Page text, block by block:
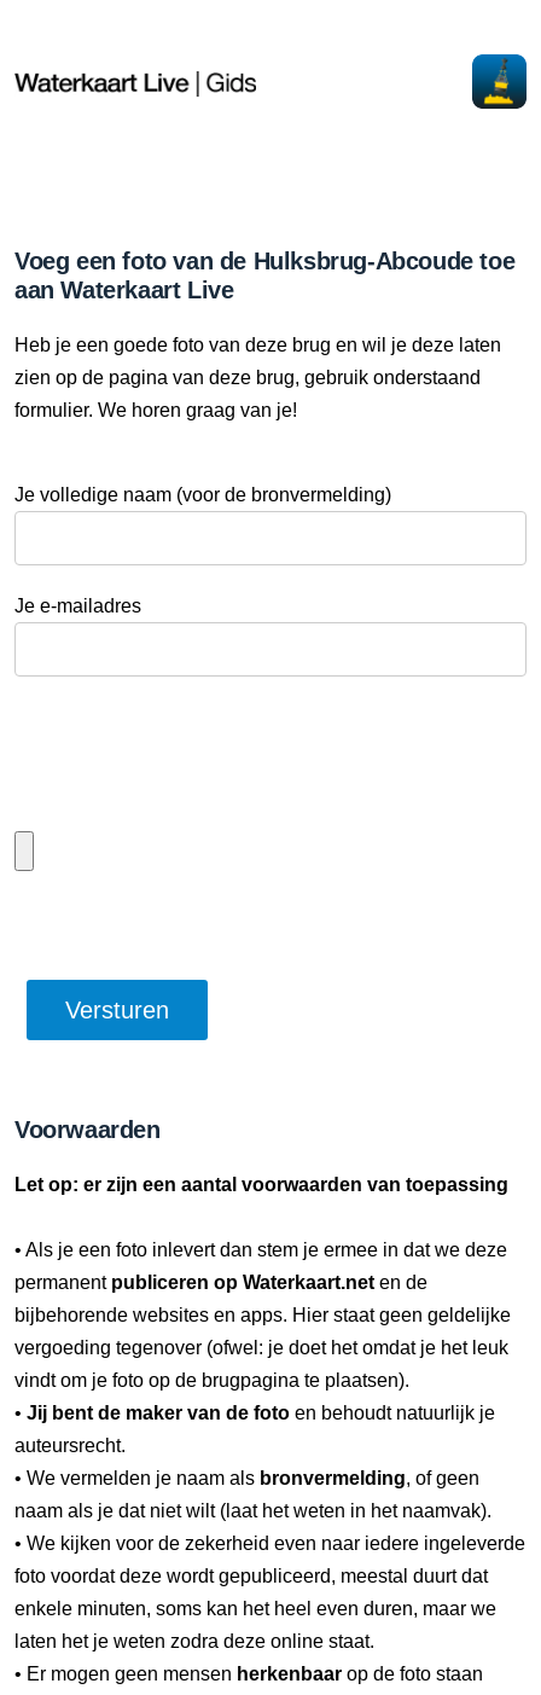
Voeg een foto van de Hulksbrug-Abcoude toe
aan Waterkaart Live
Heb je een goede foto van deze brug en wil je deze laten
zien op de pagina van deze brug, gebruik onderstaand
formulier. We horen graag van je!
Je volledige naam (voor de bronvermelding)
Je e-mailadres
Voorwaarden
Let op: er zijn een aantal voorwaarden van toepassing
• Als je een foto inlevert dan stem je ermee in dat we deze
permanent publiceren op Waterkaart.net en de
bijbehorende websites en apps. Hier staat geen geldelijke
vergoeding tegenover (ofwel: je doet het omdat je het leuk
vindt om je foto op de brugpagina te plaatsen).
• Jij bent de maker van de foto en behoudt natuurlijk je
auteursrecht.
• We vermelden je naam als bronvermelding, of geen
naam als je dat niet wilt (laat het weten in het naamvak).
• We kijken voor de zekerheid even naar iedere ingeleverde
foto voordat deze wordt gepubliceerd, meestal duurt dat
enkele minuten, soms kan het heel even duren, maar we
laten het je weten zodra deze online staat.
• Er mogen geen mensen herkenbaar op de foto staan